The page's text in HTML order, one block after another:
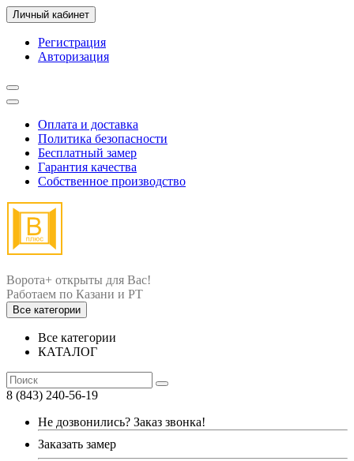
Личный кабинет
Регистрация
Авторизация
Оплата и доставка
Политика безопасности
Бесплатный замер
Гарантия качества
Собственное производство
Ворота+ открыты для Вас!
Все категории
Все категории
КАТАЛОГ
8 (843) 240-56-19
Не дозвонились? Заказ звонка!
Заказать замер